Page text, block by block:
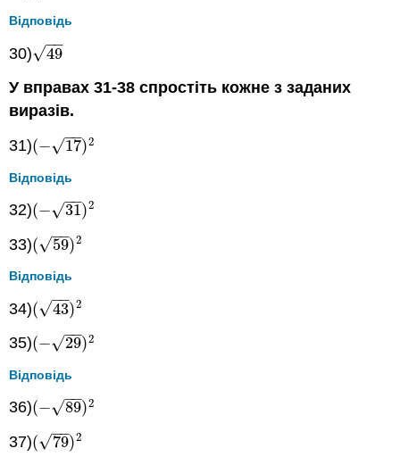
Відповідь
30) 49
−−
√
49
У вправах 31-38 спростіть кожне з заданих
виразів.
31)(− 17
−−
√ )2
(−17)2
Відповідь
32)(− 31
−−
√ )2
(−31)2
33)( 59
−−
√ )2
(59)2
Відповідь
34)( 43
−−
√ )2
(43)2
35)(− 29
−−
√ )2
(−29)2
Відповідь
36)(− 89
−−
√ )2
(−89)2
37)( 79
−−
√ )2
(79)2